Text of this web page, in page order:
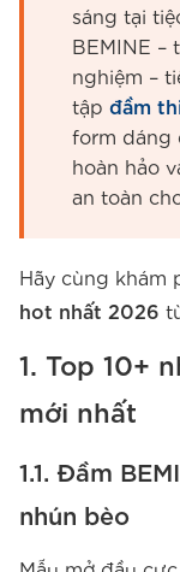
sáng tại
BEMINE –
nghiệm –
tập đầm
form dáng
hoàn hảo
an toàn
Hãy cùng khám
hot nhất 2026
1. Top 10+
mới nhất
1.1. Đầm
nhún bèo